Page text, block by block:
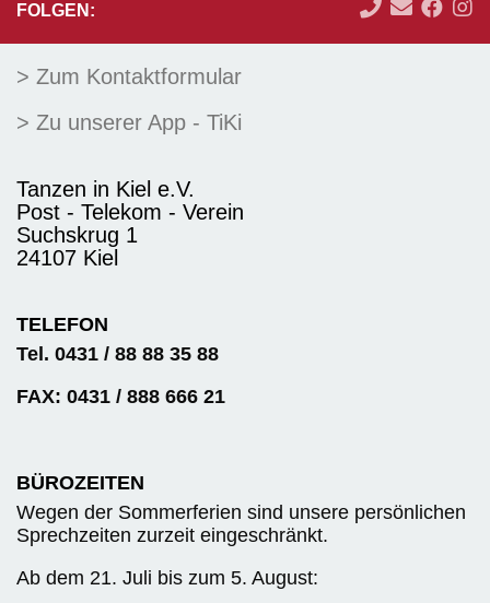
FOLGEN:
> Zum Kontaktformular
> Zu unserer App - TiKi
Tanzen in Kiel e.V.
Post - Telekom - Verein
Suchskrug 1
24107 Kiel
TELEFON
Tel. 0431 / 88 88 35 88
FAX: 0431 / 888 666 21
BÜROZEITEN
Wegen der Sommerferien sind unsere persönlichen
Sprechzeiten zurzeit eingeschränkt.
Ab dem 21. Juli bis zum 5. August: